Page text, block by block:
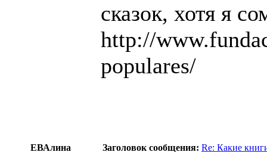
сказок, хотя я
http://
populares/
ЕВАлина Заголовок сообщения: Re: Какие